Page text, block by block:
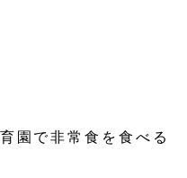
園で非常食を食べる